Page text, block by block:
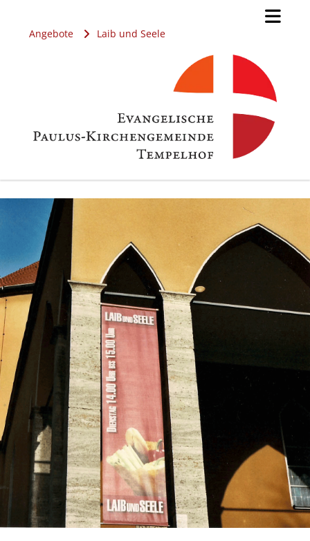
Angebote Laib und Seele